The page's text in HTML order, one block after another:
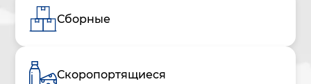
Сборные
Скоропортящиеся